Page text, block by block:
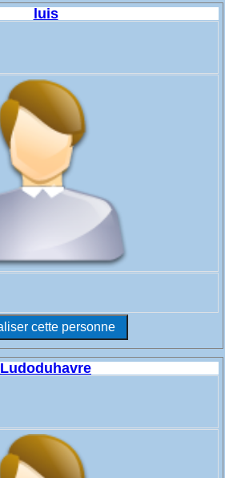
luis
Ludoduhavre